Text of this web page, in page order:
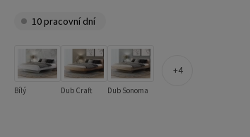
10 pracovní dní
Bílý Dub Craft Dub Sonoma
4